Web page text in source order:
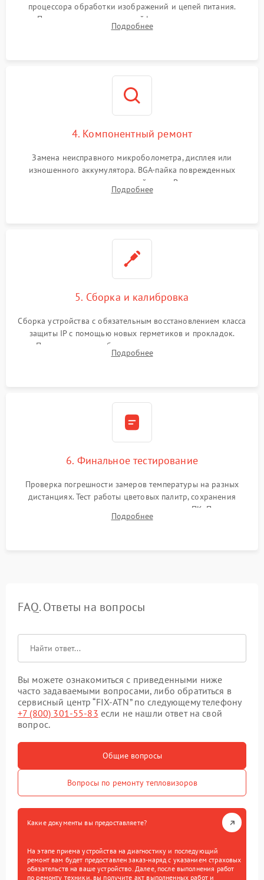
процессора обработки изображений и цепей питания.
Проверка целостности шлейфов, модуля памяти и
интерфейсов связи. Выявление сгоревших SMD-компонентов
Подробнее
4. Компонентный ремонт
Замена неисправного микроболометра, дисплея или
изношенного аккумулятора. BGA-пайка поврежденных
контроллеров на материнской плате. Восстановление
разъемов и кнопок, замена поврежденных элементов
Подробнее
5. Сборка и калибровка
Сборка устройства с обязательным восстановлением класса
защиты IP с помощью новых герметиков и прокладок.
Программная калибровка матрицы по эталонному
абсолютно черному телу для точного измерения температур.
Подробнее
6. Финальное тестирование
Проверка погрешности замеров температуры на разных
дистанциях. Тест работы цветовых палитр, сохранения
термограмм в память и передачи данных на ПК. Проверка
автономности работы и итоговый контроль качества.
Подробнее
FAQ. Ответы на вопросы
Вы можете ознакомиться с приведенными ниже
часто задаваемыми вопросами, либо обратиться в
сервисный центр “FIX-ATN” по следующему телефону
+7 (800) 301-55-83 если не нашли ответ на свой
вопрос.
Общие вопросы
Вопросы по ремонту тепловизоров
Какие документы вы предоставляете?
На этапе приема устройства на диагностику и последующий
ремонт вам будет предоставлен заказ-наряд с указанием страховых
обязательств на ваше устройство. Далее, после выполнения работ
по ремонту техники, вы получите акт выполненных работ и